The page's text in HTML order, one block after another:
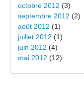
octobre 2012 (3)
septembre 2012 (2)
août 2012 (1)
juillet 2012 (1)
juin 2012 (4)
mai 2012 (12)